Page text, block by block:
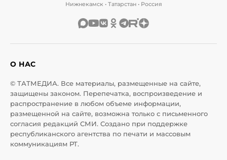
Нижнекамск • Татарстан • Россия
О НАС
© ТАТМЕДИА. Все материалы, размещенные на сайте,
защищены законом. Перепечатка, воспроизведение и
распространение в любом объеме информации,
размещенной на сайте, возможна только с письменного
согласия редакций СМИ. Создано при поддержке
республиканского агентства по печати и массовым
коммуникациям РТ.